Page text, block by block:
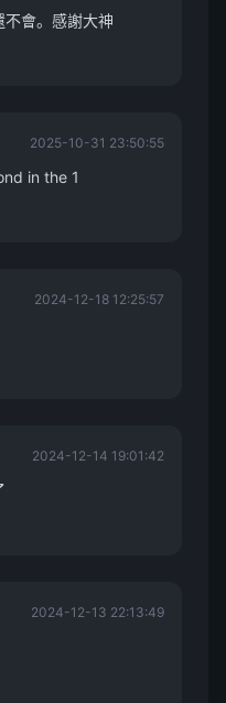
會。感謝大神
2025-10-31 23:50:55
in the 1
2024-12-18 12:25:57
2024-12-14 19:01:42
2024-12-13 22:13:49